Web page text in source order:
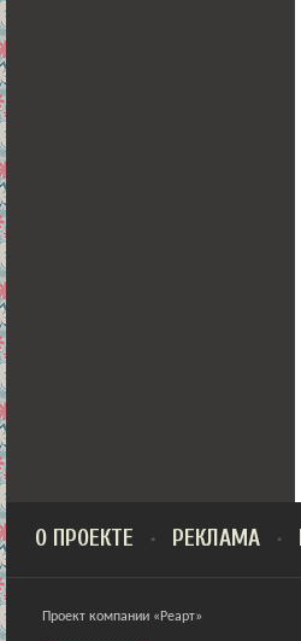
О ПРОЕКТЕ РЕКЛАМА
Проект компании «Реарт»